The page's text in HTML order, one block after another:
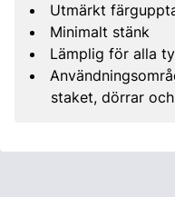
Utmärkt
Minimalt stänk
Lämplig för alla
staket, dörrar